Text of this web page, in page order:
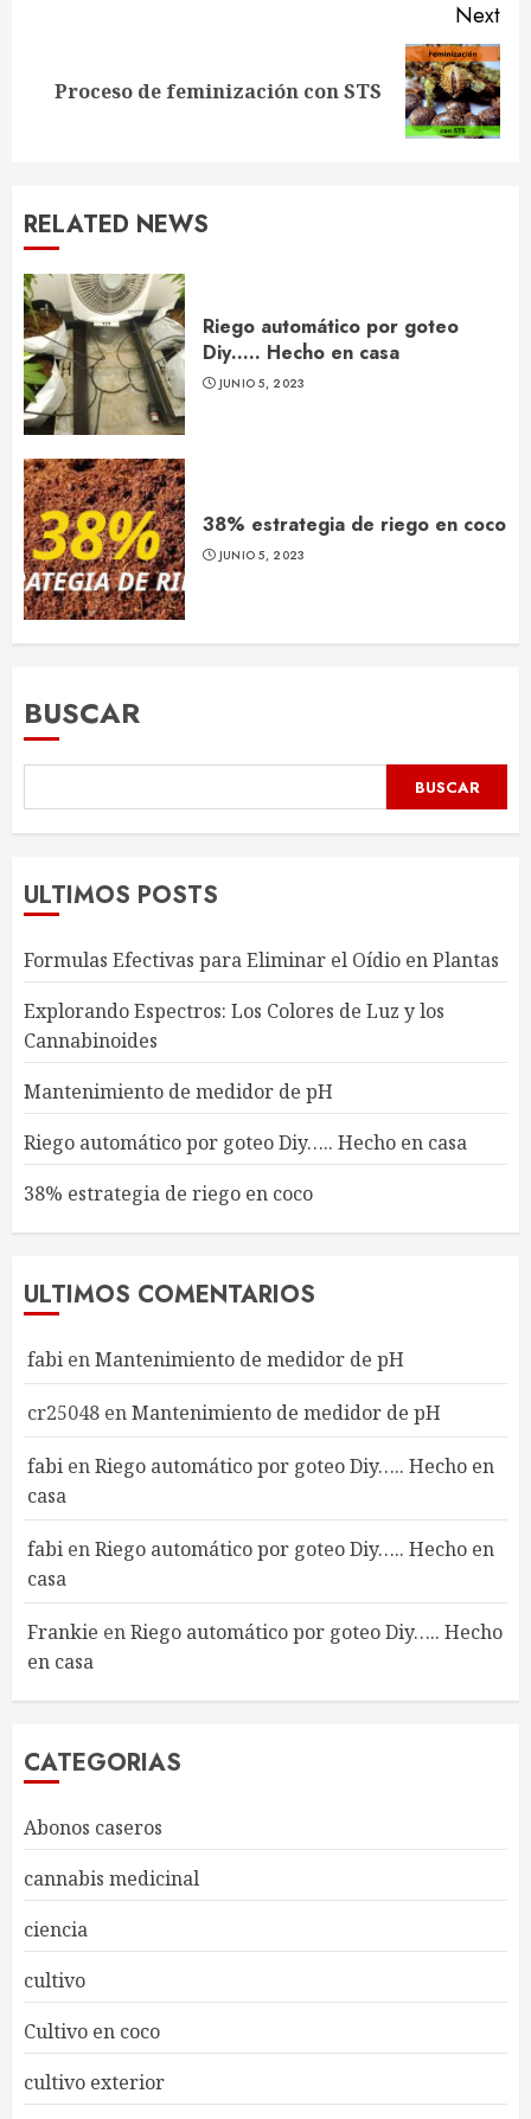
Next
Next
Proceso de feminización con STS
RELATED NEWS
Riego automático por goteo
Diy….. Hecho en casa
JUNIO 5, 2023
38% estrategia de riego en coco
JUNIO 5, 2023
BUSCAR
BUSCAR
ULTIMOS POSTS
Formulas Efectivas para Eliminar el Oídio en Plantas
Explorando Espectros: Los Colores de Luz y los
Cannabinoides
Mantenimiento de medidor de pH
Riego automático por goteo Diy….. Hecho en casa
38% estrategia de riego en coco
ULTIMOS COMENTARIOS
fabi enMantenimiento de medidor de pH
cr25048 enMantenimiento de medidor de pH
fabi enRiego automático por goteo Diy….. Hecho en
casa
fabi enRiego automático por goteo Diy….. Hecho en
casa
Frankie enRiego automático por goteo Diy….. Hecho
en casa
CATEGORIAS
Abonos caseros
cannabis medicinal
ciencia
cultivo
Cultivo en coco
cultivo exterior